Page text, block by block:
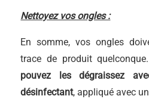
Nettoyez vos ongles :
En somme, vos ongles
trace de produit
pouvez les dégraissez
désinfectant, appliqué avec